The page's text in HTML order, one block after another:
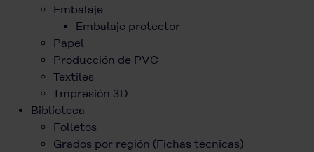
Embalaje
Embalaje protector
Papel
Producción de PVC
Textiles
Impresión 3D
Biblioteca
Folletos
Grados por región (Fichas técnicas)